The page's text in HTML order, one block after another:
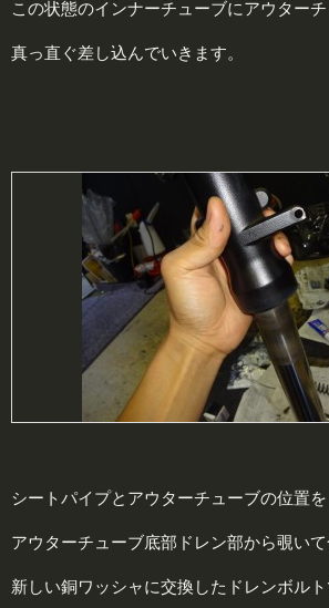
この状態のインナーチューブにアウター
真っ直ぐ差し込んでいきます。
シートパイプとアウターチューブの位置を
アウターチューブ底部ドレン部から覗いて
新しい銅ワッシャに交換したドレンボルト